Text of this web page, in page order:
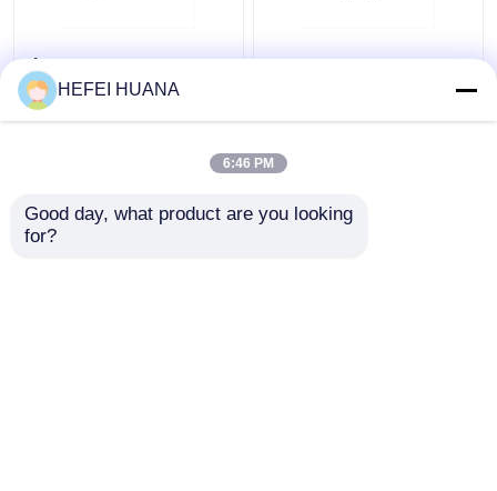
Флуоресцеин-12-
dUTP 1мМ раствор
натрия
контактные
Динатриевая соль
контактные
HEFEI HUANA
6:46 PM
Good day, what product are you looking
for?